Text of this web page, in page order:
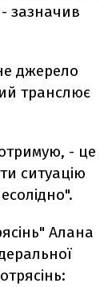
зазначив
джерело
транслює
- це
ситуацію
Алана